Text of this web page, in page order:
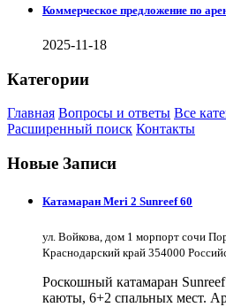
Коммерческое предложение по
2025-11-18
Категории
Главная Вопросы и ответы Все
Расширенный поиск Контакты
Новые Записи
Катамаран Meri 2 Sunreef 60
ул. Войкова, дом 1 морпорт сочи
Краснодарский край 354000
Роскошный катамаран
каюты, 6+2 спальных мест.